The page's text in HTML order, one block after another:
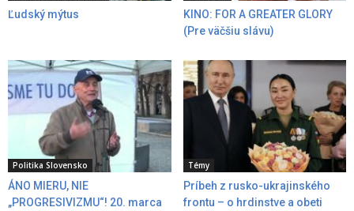
Ľudský mýtus
KINO: FOR A GREATER GLORY
(Pre väčšiu slávu)
Politika Slovensko
ÁNO MIERU, NIE
„PROGRESIVIZMU“! 20. marca
Témy
Príbeh z rusko-ukrajinského
frontu – o hrdinstve a obeti